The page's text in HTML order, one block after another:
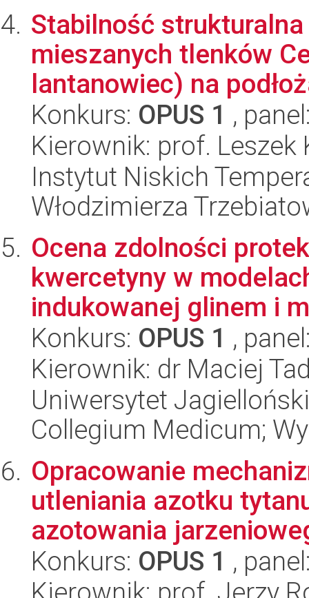
Stabilność
mieszanych tlenków
lantanowiec) na
Konkurs: OPUS 1 ,
Kierownik: prof. Leszek
Instytut Niskich
Włodzimierza
Ocena zdolności
kwercetyny w
indukowanej glinem i
Konkurs: OPUS 1 ,
Kierownik: dr Maciej
Uniwersytet
Collegium Medicum;
Opracowanie
utleniania azotku
azotowania
Konkurs: OPUS 1 ,